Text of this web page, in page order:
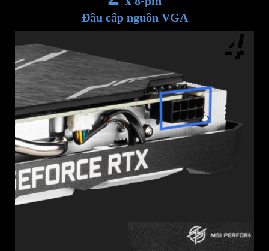
Đầu cấp nguồn VGA
4